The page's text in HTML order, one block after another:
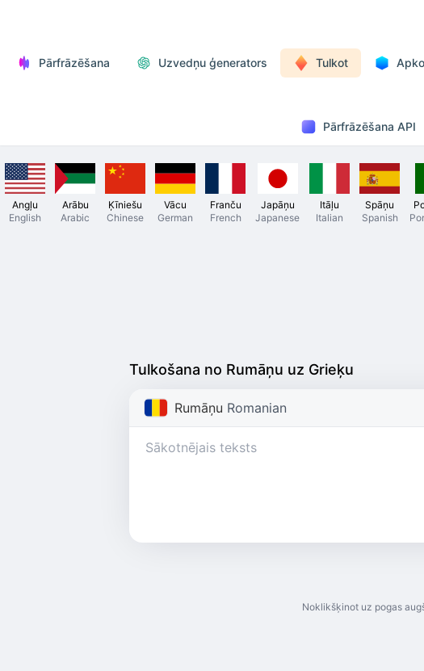
Pārfrāzēšana Uzvedņu ģenerators Tulkot
Pārfrāzēšana API
Angļu
English
Arābu
Arabic
Ķīniešu
Chinese
Vācu
German
Franču
French
Japāņu
Japanese
Itāļu
Italian
Spāņu
Spanish
Tulkošana no Rumāņu uz Grieķu
Rumāņu Romanian
Noklikšķinot uz pogas